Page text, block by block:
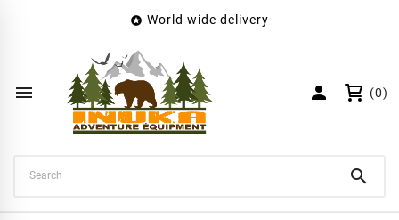
 World wide delivery
  (0)

Wishlist name